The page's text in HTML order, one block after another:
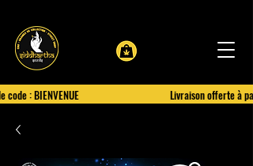
: BIENVENUE Livraison offerte à